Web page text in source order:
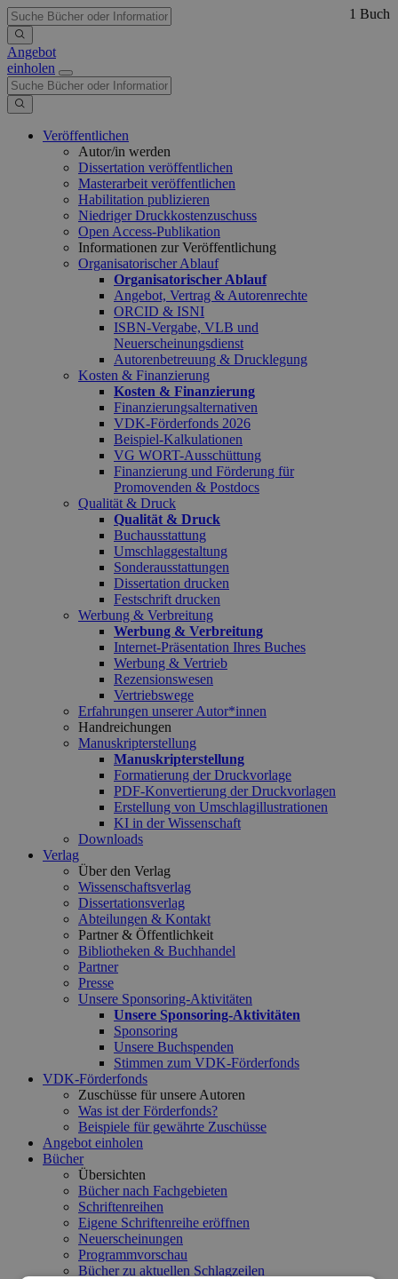
Angebot
einholen
Veröffentlichen
Autor/in werden
Dissertation veröffentlichen
Masterarbeit veröffentlichen
Habilitation publizieren
Niedriger Druckkostenzuschuss
Open Access-Publikation
Informationen zur Veröffentlichung
Organisatorischer Ablauf
Organisatorischer Ablauf
Angebot, Vertrag & Autorenrechte
ORCID & ISNI
ISBN-Vergabe, VLB und
Neuerscheinungsdienst
Autorenbetreuung & Drucklegung
Kosten & Finanzierung
Kosten & Finanzierung
Finanzierungsalternativen
VDK-Förderfonds 2026
Beispiel-Kalkulationen
VG WORT-Ausschüttung
Finanzierung und Förderung für
Promovenden & Postdocs
Qualität & Druck
Qualität & Druck
Buchausstattung
Umschlaggestaltung
Sonderausstattungen
Dissertation drucken
Festschrift drucken
Werbung & Verbreitung
Werbung & Verbreitung
Internet-Präsentation Ihres Buches
Werbung & Vertrieb
Rezensionswesen
Vertriebswege
Erfahrungen unserer Autor*innen
Handreichungen
Manuskripterstellung
Manuskripterstellung
Formatierung der Druckvorlage
PDF-Konvertierung der Druckvorlagen
Erstellung von Umschlagillustrationen
KI in der Wissenschaft
Downloads
Verlag
Über den Verlag
Wissenschaftsverlag
Dissertationsverlag
Abteilungen & Kontakt
Partner & Öffentlichkeit
Bibliotheken & Buchhandel
Partner
Presse
Unsere Sponsoring-Aktivitäten
Unsere Sponsoring-Aktivitäten
Sponsoring
Unsere Buchspenden
Stimmen zum VDK-Förderfonds
VDK-Förderfonds
Zuschüsse für unsere Autoren
Was ist der Förderfonds?
Beispiele für gewährte Zuschüsse
Angebot einholen
Bücher
Übersichten
Bücher nach Fachgebieten
Schriftenreihen
Eigene Schriftenreihe eröffnen
Neuerscheinungen
Programmvorschau
Bücher zu aktuellen Schlagzeilen
1 Buch